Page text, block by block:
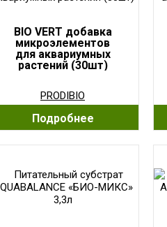
BIO VERT добавка
микроэлементов
для аквариумных
растений (30шт)
PRODIBIO
Подробнее